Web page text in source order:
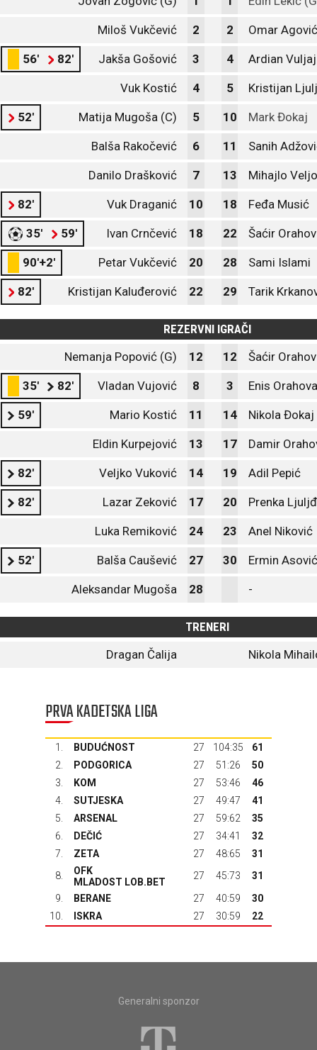
Miloš Vukčević 2 2 Omar Agović
56' 82' Jakša Gošović 3 4 Ardian
Vuk Kostić 4 5 Kristijan
52' Matija Mugoša (C) 5 10 Mark Đokaj
Balša Rakočević 6 11 Sanih
Danilo Drašković 7 13 Mihajlo
82' Vuk Draganić 10 18 Feđa Musić
35' 59' Ivan Crnčević 18 22 Šaćir
90'+2' Petar Vukčević 20 28 Sami Islami
82' Kristijan Kaluđerović 22 29 Tarik
REZERVNI IGRAČI
Nemanja Popović (G)
12 12 Šaćir
35' 82' Vladan Vujović 8 3 Enis
59' Mario Kostić 11 14 Nikola Đokaj
Eldin Kurpejović 13 17 Damir
82' Veljko Vuković 14 19 Adil Pepić
82' Lazar Zeković 17 20 Prenka
Luka Remiković 24 23 Anel Niković
52' Balša Caušević 27 30 Ermin Asović
Aleksandar Mugoša 28 -
TRENERI
Dragan Čalija
Nikola
PRVA KADETSKA LIGA
1. BUDUĆNOST 27 104:35
61
2.
PODGORICA 27 51:26
50
3.
KOM 27 53:46
46
4.
SUTJESKA 27 49:47
41
5.
ARSENAL 27 59:62
35
6.
DEČIĆ 27 34:41
32
7.
ZETA 27 48:65
31
8.
OFK
MLADOST LOB.BET
27 45:73
31
9.
BERANE 27 40:59
30
10.
ISKRA 27 30:59 22
Generalni sponzor